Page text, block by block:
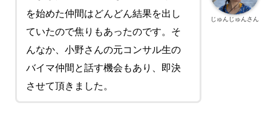
を始めた仲間はどんどん結果を出し
ていたので焦りもあったのです。そ
んなか、小野さんの元コンサル生の
バイマ仲間と話す機会もあり、即決
させて頂きました。
じゅんじゅんさん